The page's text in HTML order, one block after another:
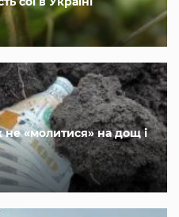
«молитися» на дощ і